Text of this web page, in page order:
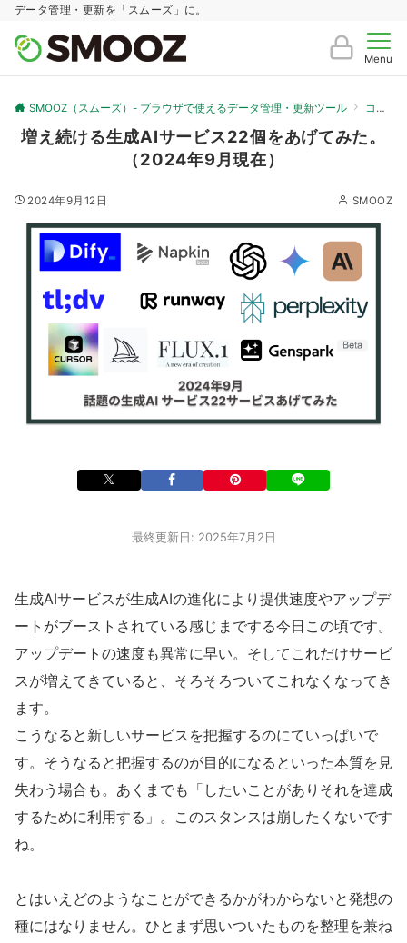
データ管理・更新を「スムーズ」に。
Menu
SMOOZ（スムーズ）- ブラウザで使えるデータ管理・更新ツール コラム
増え続ける生成AIサービス22個をあげてみた。
（2024年9月現在）
2024年9月12日 SMOOZ
最終更新日: 2025年7月2日
生成AIサービスが生成AIの進化により提供速度やアップデ
ートがブーストされている感じまでする今日この頃です。
アップデートの速度も異常に早い。そしてこれだけサービ
スが増えてきていると、そろそろついてこれなくなってき
ます。
こうなると新しいサービスを把握するのにていっぱいで
す。そうなると把握するのが目的になるといった本質を見
失わう場合も。あくまでも「したいことがありそれを達成
するために利用する」。このスタンスは崩したくないです
ね。
とはいえどのようなことができるかがわからないと発想の
種にはなりません。ひとまず思いついたものを整理を兼ね